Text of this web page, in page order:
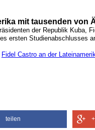
mit tausenden von
der Republik Kuba,
ersten Studienabschlusses
Fidel Castro an der
teilen